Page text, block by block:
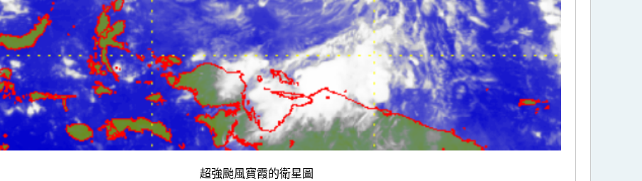
超強颱風寶霞的衛星圖